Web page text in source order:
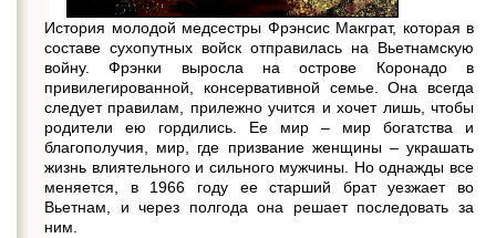
История молодой медсестры Фрэнсис Макграт, которая в
составе сухопутных войск отправилась на Вьетнамскую
войну. Фрэнки выросла на острове Коронадо в
привилегированной, консервативной семье. Она всегда
следует правилам, прилежно учится и хочет лишь, чтобы
родители ею гордились. Ее мир – мир богатства и
благополучия, мир, где призвание женщины – украшать
жизнь влиятельного и сильного мужчины. Но однажды все
меняется, в 1966 году ее старший брат уезжает во
Вьетнам, и через полгода она решает последовать за
ним.